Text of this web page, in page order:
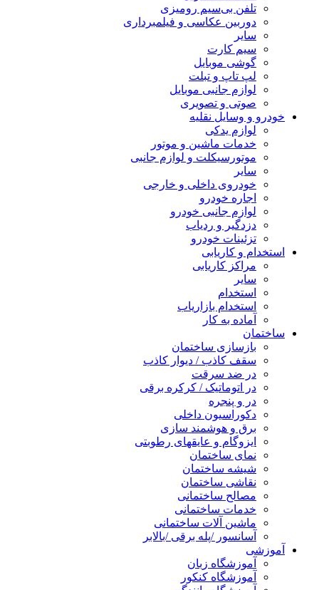
تلفن بی‌سیم رومیزی
دوربین عکاسی و فیلمبرداری
سایر
سیم کارت
گوشی موبایل
لپ تاپ و تبلت
لوازم جانبی موبایل
صوتی و تصویری
خودرو و وسایل نقلیه
لوازم یدکی
خدمات ماشین و موتور
موتورسیکلت و لوازم جانبی
سایر
خودروی داخلی و خارجی
اجاره خودرو
لوازم جانبی خودرو
دزدگیر و ردیاب
تزئینات خودرو
استخدام و کاریابی
مراکز کاریابی
سایر
استخدام
استخدام بازاریاب
آماده به کار
ساختمان
بازسازی ساختمان
سقف کاذب / دیوار کاذب
در ضد سرقت
در اتوماتیک / کرکره برقی
در و پنجره
دکوراسیون داخلی
برق و هوشمند سازی
ایزوگام و عایقهای رطوبتی
نمای ساختمان
شیشه ساختمان
نقاشی ساختمان
مصالح ساختمانی
خدمات ساختمانی
ماشین آلات ساختمانی
آسانسور /پله برقی /بالابر
آموزشی
آموزشگاه زبان
آموزشگاه کنکور